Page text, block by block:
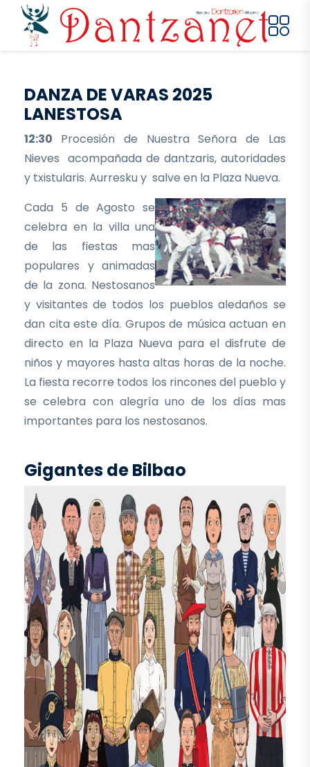
Pasar al contenido principal
DANZA DE VARAS 2025
LANESTOSA
12:30 Procesión de Nuestra Señora de Las
Nieves acompañada de dantzaris, autoridades
y txistularis. Aurresku y salve en la Plaza Nueva.
Cada 5 de Agosto se
celebra en la villa una
de las fiestas mas
populares y animadas
de la zona. Nestosanos
y visitantes de todos los pueblos aledaños se
dan cita este día. Grupos de música actuan en
directo en la Plaza Nueva para el disfrute de
niños y mayores hasta altas horas de la noche.
La fiesta recorre todos los rincones del pueblo y
se celebra con alegría uno de los días mas
importantes para los nestosanos.
Gigantes de Bilbao